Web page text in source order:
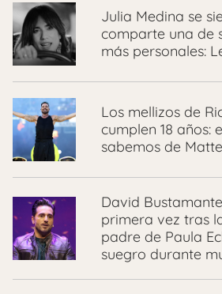
Julia Medina se
comparte una de
más personales:
Los mellizos de
cumplen 18 años:
sabemos de
David
primera vez tras
padre de Paula
suegro durante